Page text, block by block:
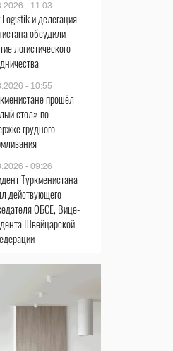
- 11:03
Logistik и делегация
обсудили
логистического
- 10:55
прошёл
стол» по
грудного
- 09:26
Туркменистана
действующего
ОБСЕ, Вице-
Швейцарской